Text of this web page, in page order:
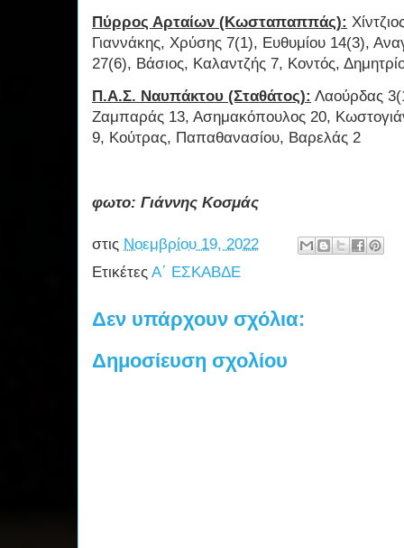
Πύρρος Αρταίων (Κωσταπαππάς):
Γιαννάκης, Χρύσης 7(1), Ευθυμίου 14(3),
27(6), Βάσιος, Καλαντζής 7, Κοντός,
Π.Α.Σ. Ναυπάκτου (Σταθάτος): Λαούρδας
Ζαμπαράς 13, Ασημακόπουλος 20,
9, Κούτρας, Παπαθανασίου, Βαρελάς 2
φωτο: Γιάννης Κοσμάς
στις Νοεμβρίου 19, 2022
Ετικέτες Α΄ ΕΣΚΑΒΔΕ
Δεν υπάρχουν σχόλια:
Δημοσίευση σχολίου